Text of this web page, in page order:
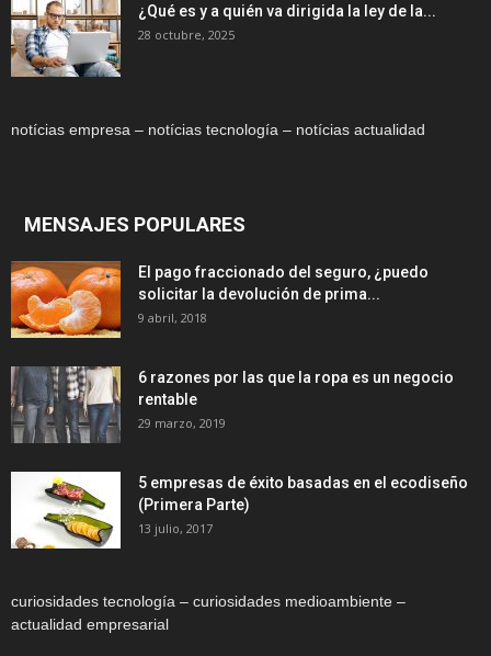
¿Qué es y a quién va dirigida la ley de la...
28 octubre, 2025
notícias empresa – notícias tecnología – notícias actualidad
MENSAJES POPULARES
El pago fraccionado del seguro, ¿puedo
solicitar la devolución de prima...
9 abril, 2018
6 razones por las que la ropa es un negocio
rentable
29 marzo, 2019
5 empresas de éxito basadas en el ecodiseño
(Primera Parte)
13 julio, 2017
curiosidades tecnología – curiosidades medioambiente –
actualidad empresarial